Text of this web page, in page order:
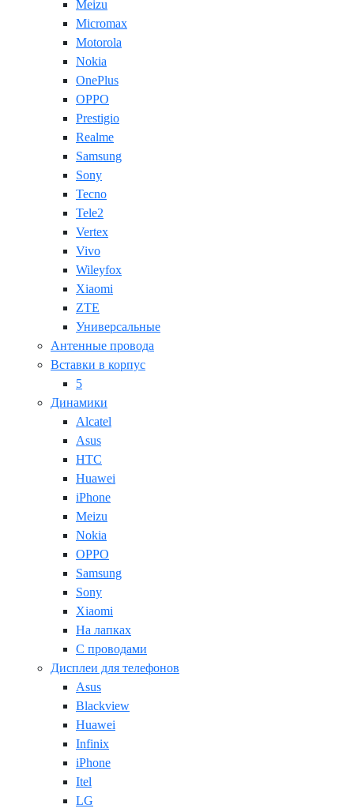
Meizu
Micromax
Motorola
Nokia
OnePlus
OPPO
Prestigio
Realme
Samsung
Sony
Tecno
Tele2
Vertex
Vivo
Wileyfox
Xiaomi
ZTE
Универсальные
Антенные провода
Вставки в корпус
5
Динамики
Alcatel
Asus
HTC
Huawei
iPhone
Meizu
Nokia
OPPO
Samsung
Sony
Xiaomi
На лапках
С проводами
Дисплеи для телефонов
Asus
Blackview
Huawei
Infinix
iPhone
Itel
LG